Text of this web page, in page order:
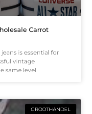
Carrot
is essential for
vintage
same level
GROOTHANDEL